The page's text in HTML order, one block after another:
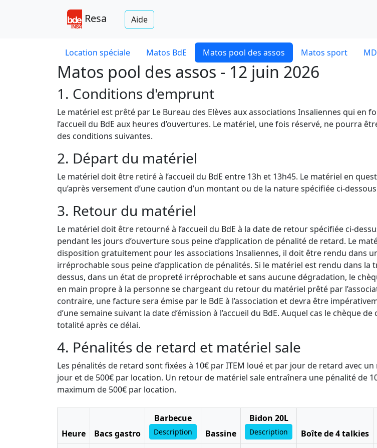
Resa Aide
Location spéciale Matos BdE Matos pool des assos Matos sport
Matos pool des assos - 12 juin 2026
1. Conditions d'emprunt
Le matériel est prêté par Le Bureau des Elèves aux associations Insaliennes qui en
l’accueil du BdE aux heures d’ouvertures. Le matériel, une fois réservé, ne pourra
des conditions suivantes.
2. Départ du matériel
Le matériel doit être retiré à l’accueil du BdE entre 13h et 13h45. Le matériel en
qu’après versement d’une caution d’un montant ou de la nature spécifiée ci-
3. Retour du matériel
Le matériel doit être retourné à l’accueil du BdE à la date de retour spécifiée ci-
pendant les jours d’ouverture sous peine d’application de pénalité de retard. Le
disposition gratuitement pour les associations Insaliennes, il doit être rendu dans
irréprochable sous peine d’application de pénalités. Si le matériel est rendu dans la
dessus, dans un état de propreté irréprochable et sans aucune dégradation, le
en main propre à la personne se chargeant du retour du matériel prêté par
contraire, une facture sera émise par le BdE à l’association et devra être
d’une semaine suivant la date d’émission à l’accueil du BdE. Auquel cas le chèque
totalité après ce délai.
4. Pénalités de retard et matériel sale
Les pénalités de retard sont fixées à 10€ par ITEM loué et par jour de retard avec
jour et de 500€ par location. Un retour de matériel sale entraînera une pénalité de
maximum de 500€ par location.
Heure Bacs gastro
Barbecue
Description Bassine
Bidon 20L
Description Boîte de 4 talkies